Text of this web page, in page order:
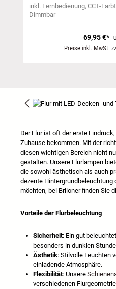
inkl. Fernbedienung CCT-
Dimmbar
69,95 €*
Preise inkl. MwSt.
Bildergalerie überspringen
Der Flur ist oft der erste
Zuhause bekommen. Mit der
diesen wichtigen Bereich nicht
gestalten. Unsere Flurlampen
die sowohl ästhetisch als auch
dezente Hintergrundbeleuchtung
möchten, bei Briloner finden Sie
Vorteile der Flurbeleuchtung
Sicherheit: Ein gut
besonders in dunklen
Ästhetik: Stilvolle Leuchten
einladende Atmosphäre.
Flexibilität: Unsere
verschiedenen